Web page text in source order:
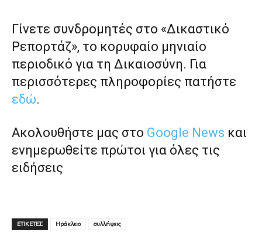
Γίνετε συνδρομητές στο «Δικαστικό
Ρεπορτάζ», το κορυφαίο μηνιαίο
περιοδικό για τη Δικαιοσύνη. Για
περισσότερες πληροφορίες πατήστε
εδώ.
Ακολουθήστε μας στο Google News και
ενημερωθείτε πρώτοι για όλες τις
ειδήσεις
ΕΤΙΚΕΤΕΣ Ηράκλειο συλλήψεις